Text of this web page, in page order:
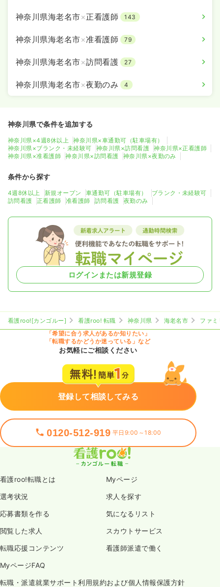
神奈川県海老名市×正看護師 143
神奈川県海老名市×准看護師 79
神奈川県海老名市×訪問看護 27
神奈川県海老名市×夜勤のみ 4
神奈川県で条件を追加する
神奈川県×4週8休以上
神奈川県×車通勤可（駐車場有）
神奈川県×ブランク・未経験可
神奈川県×訪問看護
神奈川県×正看護師
神奈川県×准看護師
神奈川県×訪問看護 神奈川県×夜勤のみ
条件から探す
4週8休以上 新規オープン 車通勤可（駐車場有）
ブランク・未経験可
訪問看護
正看護師 准看護師 訪問看護 夜勤のみ
ログインまたは新規登録
看護roo![カンゴルー] 看護roo! 転職 神奈川県 海老名市
ファ
「希望に合う求人があるか知りたい」
「転職するかどうか迷っている」など
お気軽にご相談ください
登録して相談してみる
0120-512-919 平日9:00～18:00
看護roo!転職とは Myページ
選考状況 求人を探す
応募書類を作る 気になるリスト
閲覧した求人 スカウトサービス
転職応援コンテンツ 看護師派遣で働く
MyページFAQ
転職・派遣就業サポート利用規約および個人情報保護方針